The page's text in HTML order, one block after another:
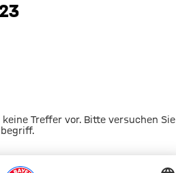
2023
Treffer vor. Bitte versuchen Sie